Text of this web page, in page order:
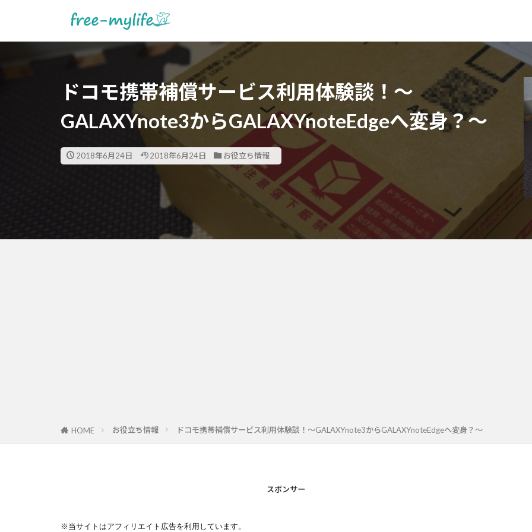
ドコモ携帯補償サービス利用体験談！～
GALAXYnote3からGALAXYnoteEdgeへ変身？～
2018年6月24日 2018年6月24日 お役立ち情報
HOME お役立ち情報 ドコモ携帯補償サービス利用体験談！～GALAXYnote3からGALAXYnoteEdgeへ変身？～
スポンサー
※当サイトはアフィリエイト広告を利用しています。